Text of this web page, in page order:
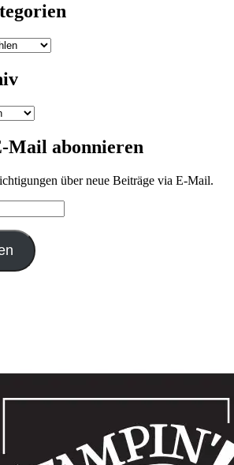
Mail abonnieren
über neue Beiträge via E-Mail.